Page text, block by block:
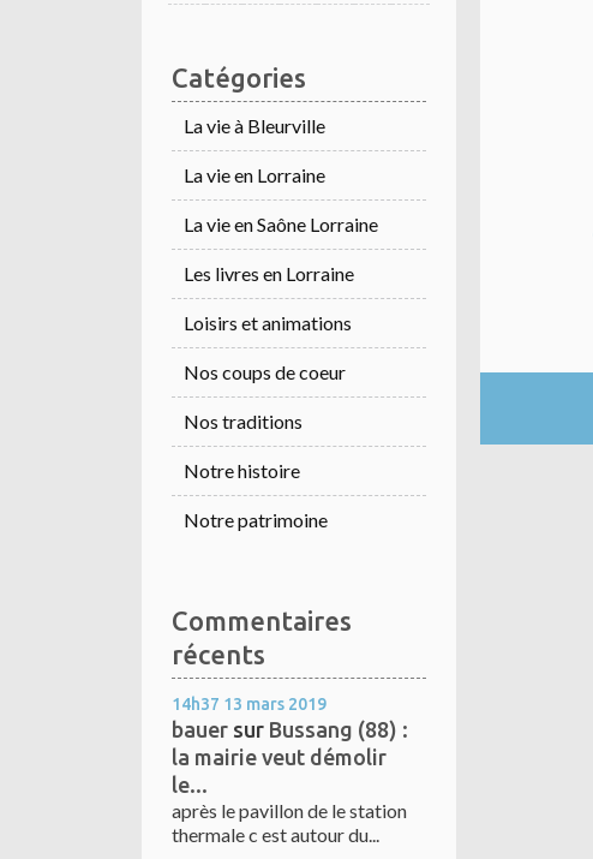
Catégories
La vie à Bleurville
La vie en Lorraine
La vie en Saône Lorraine
Les livres en Lorraine
Loisirs et animations
Nos coups de coeur
Nos traditions
Notre histoire
Notre patrimoine
Commentaires
récents
14h37 13 mars 2019
bauer sur Bussang (88) :
la mairie veut démolir
le...
après le pavillon de le station
thermale c est autour du...